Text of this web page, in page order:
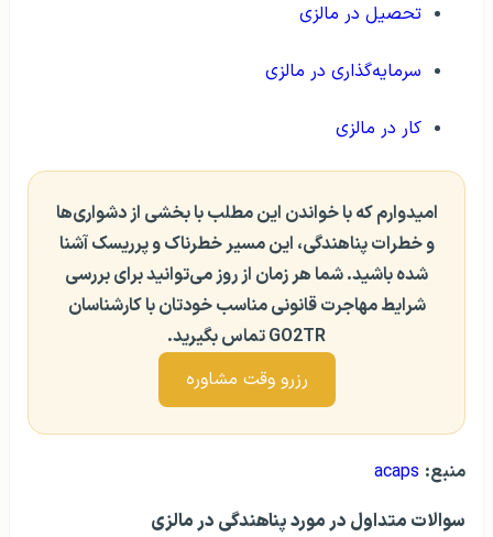
تحصیل در مالزی
سرمایه‌گذاری در مالزی
کار در مالزی
امیدوارم که با خواندن این مطلب با بخشی از دشواری‌ها
و خطرات پناهندگی، این مسیر خطرناک و پرریسک آشنا
شده باشید. شما هر زمان از روز می‌توانید برای بررسی
شرایط مهاجرت قانونی مناسب خودتان با کارشناسان
GO2TR تماس بگیرید.
رزرو وقت مشاوره
منبع: acaps
سوالات متداول در مورد پناهندگی در مالزی